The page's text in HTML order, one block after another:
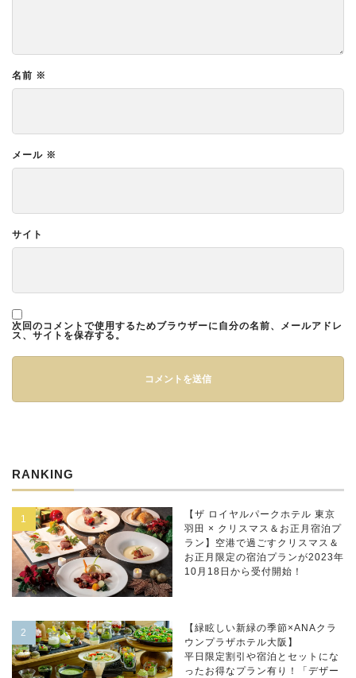
名前 ※
メール ※
サイト
次回のコメントで使用するためブラウザーに自分の名前、メールアドレ
ス、サイトを保存する。
RANKING
【ザ ロイヤルパークホテル 東京
羽田 × クリスマス＆お正月宿泊プ
ラン】空港で過ごすクリスマス＆
お正月限定の宿泊プランが2023年
10月18日から受付開始！
【緑眩しい新緑の季節×ANAクラ
ウンプラザホテル大阪】
平日限定割引や宿泊とセットにな
ったお得なプラン有り！「デザー